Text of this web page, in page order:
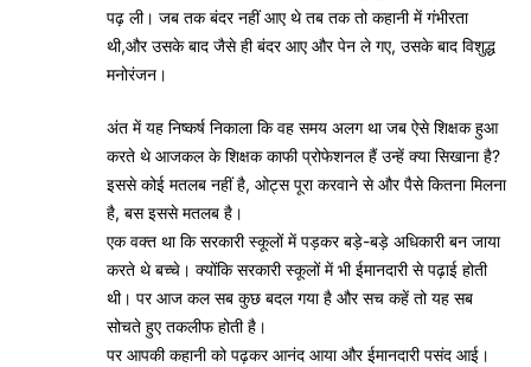
पढ़ ली। जब तक बंदर नहीं आए थे तब तक तो कहानी में गंभीरता
थी,और उसके बाद जैसे ही बंदर आए और पेन ले गए, उसके बाद विशुद्ध
मनोरंजन।
अंत में यह निष्कर्ष निकाला कि वह समय अलग था जब ऐसे शिक्षक हुआ
करते थे आजकल के शिक्षक काफी प्रोफेशनल हैं उन्हें क्या सिखाना है?
इससे कोई मतलब नहीं है, ओट्स पूरा करवाने से और पैसे कितना मिलना
है, बस इससे मतलब है।
एक वक्त था कि सरकारी स्कूलों में पड़कर बड़े-बड़े अधिकारी बन जाया
करते थे बच्चे। क्योंकि सरकारी स्कूलों में भी ईमानदारी से पढ़ाई होती
थी। पर आज कल सब कुछ बदल गया है और सच कहें तो यह सब
सोचते हुए तकलीफ होती है।
पर आपकी कहानी को पढ़कर आनंद आया और ईमानदारी पसंद आई।